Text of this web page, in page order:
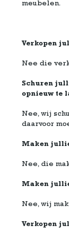
meubelen.
Verkopen
Nee die
Schuren
opnieuw te
Nee, wij
daarvoor
Maken
Nee, die
Maken
Nee, wij
Verkopen